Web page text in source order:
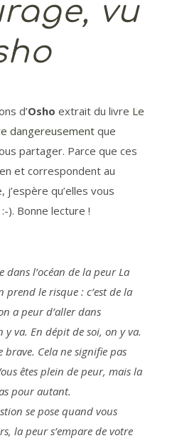
vu
d’Osho extrait du livre Le
dangereusementque
partager. Parce que ces
et correspondent au
j’espère qu’elles vous
). Bonne lecture !
dans l’océan de la peur La
le risque : c’est de la
a peur d’aller dans
y va. En dépit de soi, on y va.
brave. Cela ne signifie pas
êtes plein de peur, mais la
pour autant.
se pose quand vous
la peur s’empare de votre